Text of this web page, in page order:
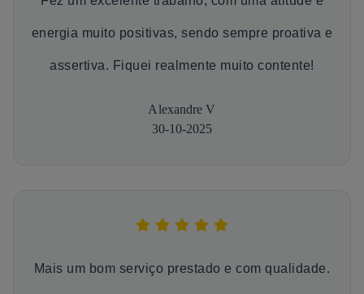
energia muito positivas, sendo sempre proativa e
assertiva. Fiquei realmente muito contente!
Alexandre V
30-10-2025
Mais um bom serviço prestado e com qualidade.